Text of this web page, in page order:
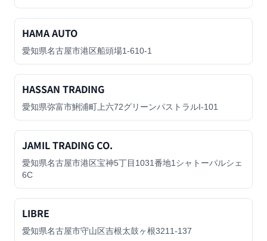
HAMA AUTO
愛知県名古屋市港区船頭場1-610-1
HASSAN TRADING
愛知県弥富市鯏浦町上六72グリーンパストラルI-101
JAMIL TRADING CO.
愛知県名古屋市港区宝神5丁目1031番地1シャトーパルシェ
6C
LIBRE
愛知県名古屋市守山区吉根太鼓ヶ根3211-137